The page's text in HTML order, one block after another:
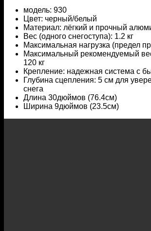
модель: 930
Цвет: черный/белый
Материал: лёгкий и прочный
Вес (одного снегоступа): 1.2 кг
Максимальная нагрузка (предел
Максимальный рекомендуемый
120 кг
Крепление: надежная система с
Глубина сцепления: 5 см для
снега
Длина 30дюймов (76.4см)
Ширина 9дюймов (23.5см)